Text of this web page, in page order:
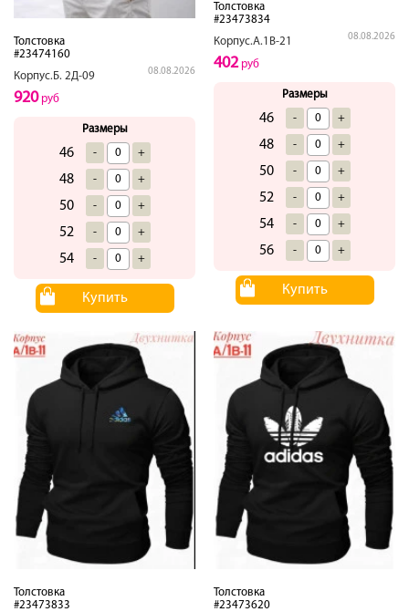
Толстовка
#23474160
Корпус.Б. 2Д-09
08.08.2026
920руб
Размеры
46 - +
48 - +
50 - +
52 - +
54 - +
Купить
Толстовка
#23473834
Корпус.А.1В-21
08.08.2026
402руб
Размеры
46 - +
48 - +
50 - +
52 - +
54 - +
56 - +
Купить
Толстовка
#23473833
Толстовка
#23473620